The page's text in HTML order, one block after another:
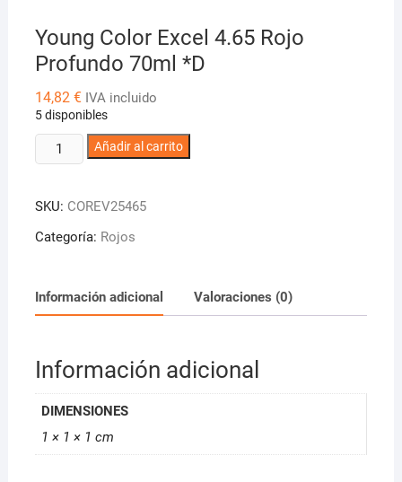
Young Color Excel 4.65 Rojo
Profundo 70ml *D
14,82 € IVA incluido
5 disponibles
Young
Color
4.65
Rojo
*D
cantidad
Añadir al carrito
SKU: COREV25465
Categoría: Rojos
Información adicional Valoraciones (0)
Información adicional
DIMENSIONES
1 × 1 × 1 cm